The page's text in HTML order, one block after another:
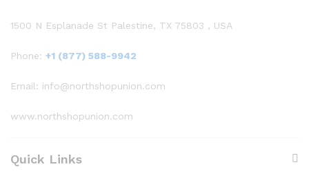
1500 N Esplanade St Palestine, TX 75803 , USA
Phone: +1 (877) 588-9942
Email: info@northshopunion.com
www.northshopunion.com
Quick Links